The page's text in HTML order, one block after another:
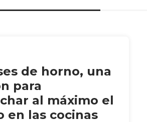
de horno, una
para
al máximo el
en las cocinas